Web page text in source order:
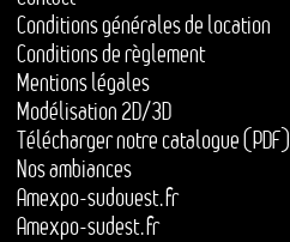
Conditions générales de location
Conditions de règlement
Mentions légales
Modélisation 2D/3D
Télécharger notre catalogue (PDF)
Nos ambiances
Amexpo-sudouest.fr
Amexpo-sudest.fr